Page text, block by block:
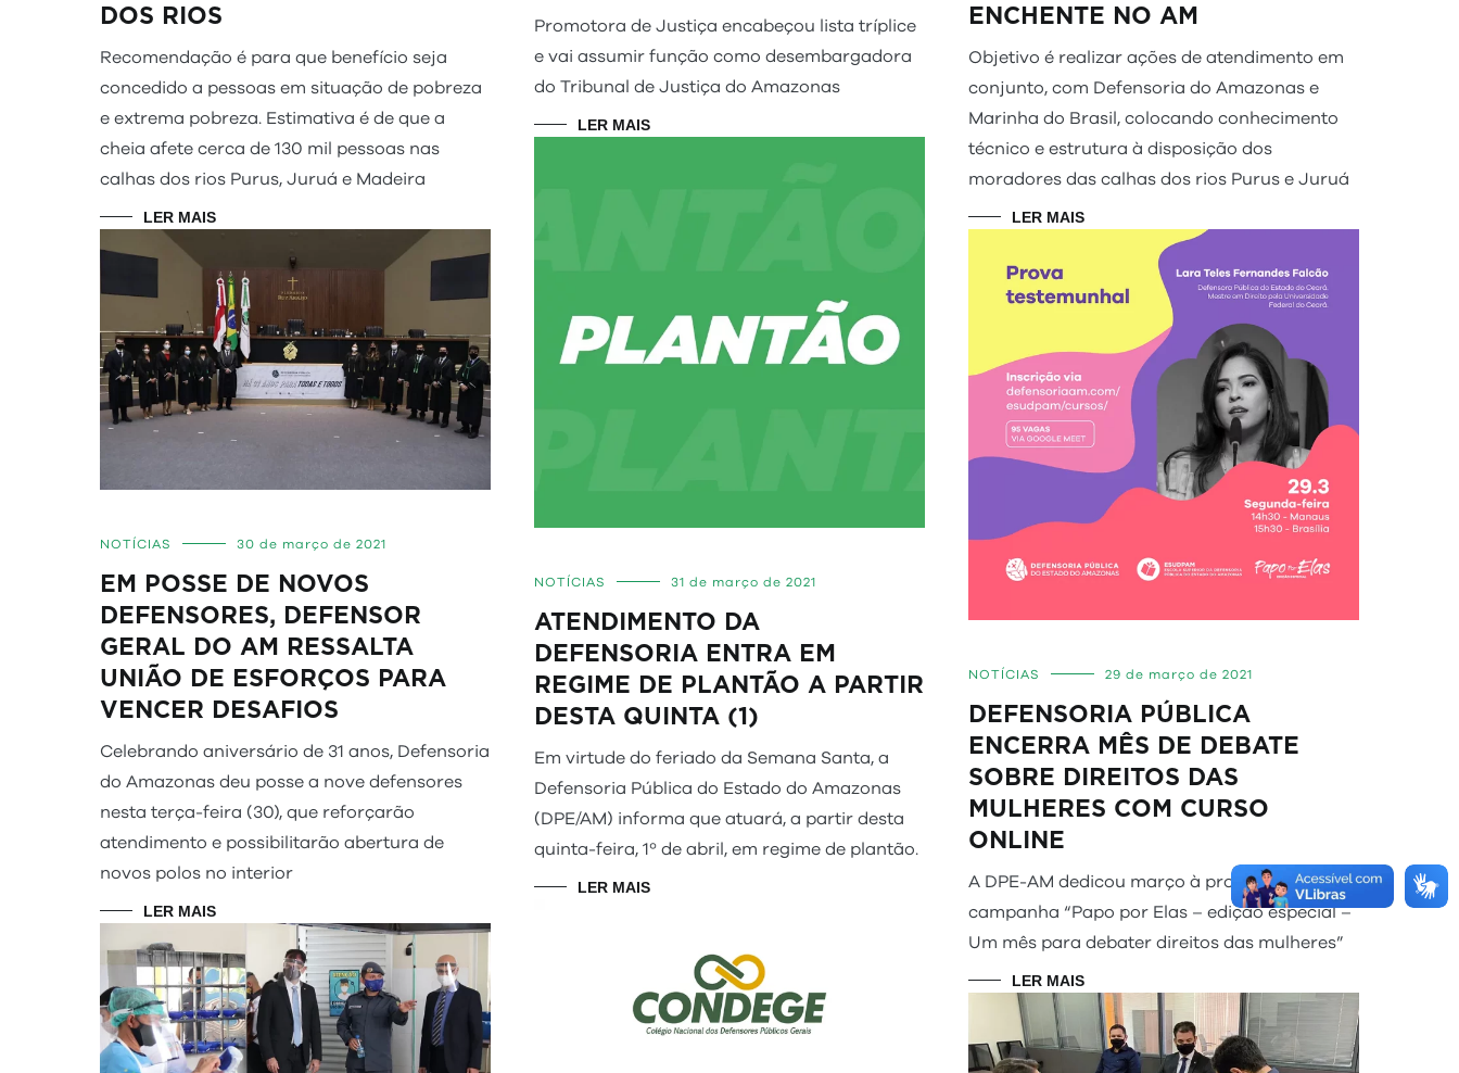
DOS RIOS
Recomendação é para que benefício seja
concedido a pessoas em situação de pobreza
e extrema pobreza. Estimativa é de que a
cheia afete cerca de 130 mil pessoas nas
calhas dos rios Purus, Juruá e Madeira
LER MAIS
Promotora de Justiça encabeçou lista tríplice
e vai assumir função como desembargadora
do Tribunal de Justiça do Amazonas
LER MAIS
ENCHENTE NO AM
Objetivo é realizar ações de atendimento em
conjunto, com Defensoria do Amazonas e
Marinha do Brasil, colocando conhecimento
técnico e estrutura à disposição dos
moradores das calhas dos rios Purus e Juruá
LER MAIS
NOTÍCIAS 31 de março de 2021
ATENDIMENTO DA
DEFENSORIA ENTRA EM
REGIME DE PLANTÃO A PARTIR
DESTA QUINTA (1)
Em virtude do feriado da Semana Santa, a
Defensoria Pública do Estado do Amazonas
(DPE/AM) informa que atuará, a partir desta
quinta-feira, 1º de abril, em regime de plantão.
LER MAIS
NOTÍCIAS 30 de março de 2021
EM POSSE DE NOVOS
DEFENSORES, DEFENSOR
GERAL DO AM RESSALTA
UNIÃO DE ESFORÇOS PARA
VENCER DESAFIOS
Celebrando aniversário de 31 anos, Defensoria
do Amazonas deu posse a nove defensores
nesta terça-feira (30), que reforçarão
atendimento e possibilitarão abertura de
novos polos no interior
LER MAIS
NOTÍCIAS 29 de março de 2021
DEFENSORIA PÚBLICA
ENCERRA MÊS DE DEBATE
SOBRE DIREITOS DAS
MULHERES COM CURSO
ONLINE
A DPE-AM dedicou março à programação da
campanha “Papo por Elas – edição especial –
Um mês para debater direitos das mulheres”
LER MAIS